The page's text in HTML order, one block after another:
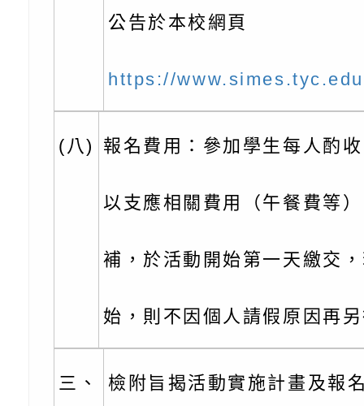
官制度中協助被害人
區「馬村設計實驗室
信誼基金會於3／14
育兒中找回內在安定
心怡心理師主講】線
下簡稱輔諮中心)辦
上半年高國中小學學
檢送「桃園市特殊教
緒及行為問題支持資
務實施計畫」
檢送桃園市政府LCD
字稿及LCD託播影（
轉知有關我國身心障
公約（CRPD）第三
告條約專要文件及附
告
函轉本府新聞處115
安全宣導標語播放表
宣導影像素材
檢送桃園市政府消防
宣導影片」宣導短片
載網址：
轉知本市特殊教育學
行為問題支持資源中
函轉農業部酪農產業
公告於本校網頁
https://
(八) 報名費用：參加學生每人酌
以支應相關費用（午餐費等
補，於活動開始第一天繳交
始，則不因個人請假原因再
三、 檢附旨揭活動實施計畫及報